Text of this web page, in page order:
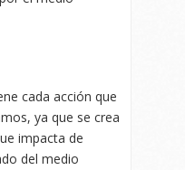
cada acción que
ya que se crea
impacta de
del medio